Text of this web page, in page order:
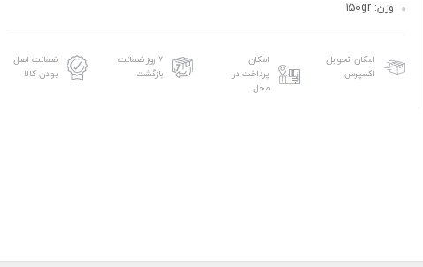
وزن: 150gr
امکان تحویل
اکسپرس
امکان
پرداخت در
محل
۷ روز ضمانت
بازگشت
ضمانت اصل
بودن کالا